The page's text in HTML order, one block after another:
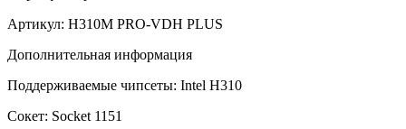
Артикул: H310M PRO-VDH PLUS
Дополнительная информация
Поддерживаемые чипсеты: Intel H310
Сокет: Socket 1151